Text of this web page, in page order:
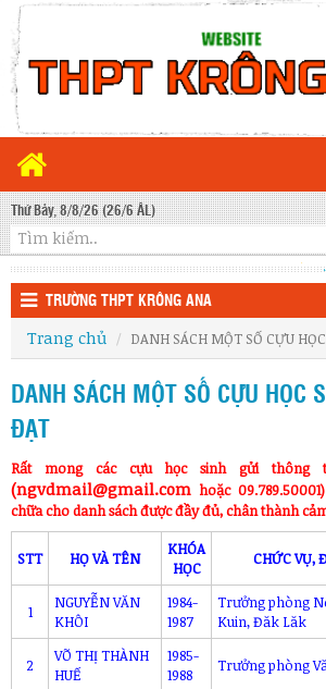
Thứ Bảy, 8/8/26 (26/6 ÂL)
TRƯỜNG THPT KRÔNG ANA
Trang chủ DANH SÁCH MỘT SỐ CỰU
DANH SÁCH MỘT SỐ CỰU HỌC
ĐẠT
Rất mong các cựu học sinh gửi
(ngvdmail@gmail.com hoặc
chữa cho danh sách được đầy đủ, chân thành
STT HỌ VÀ TÊN
KHÓA
HỌC
CHỨC VỤ,
1
NGUYỄN VĂN
KHÔI
1984-
1987
Trưởng phòng
Kuin, Đăk Lăk
2
VÕ THỊ THÀNH
HUẾ
1985-
1988
Trưởng phòng